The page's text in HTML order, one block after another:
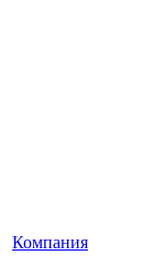
Компания